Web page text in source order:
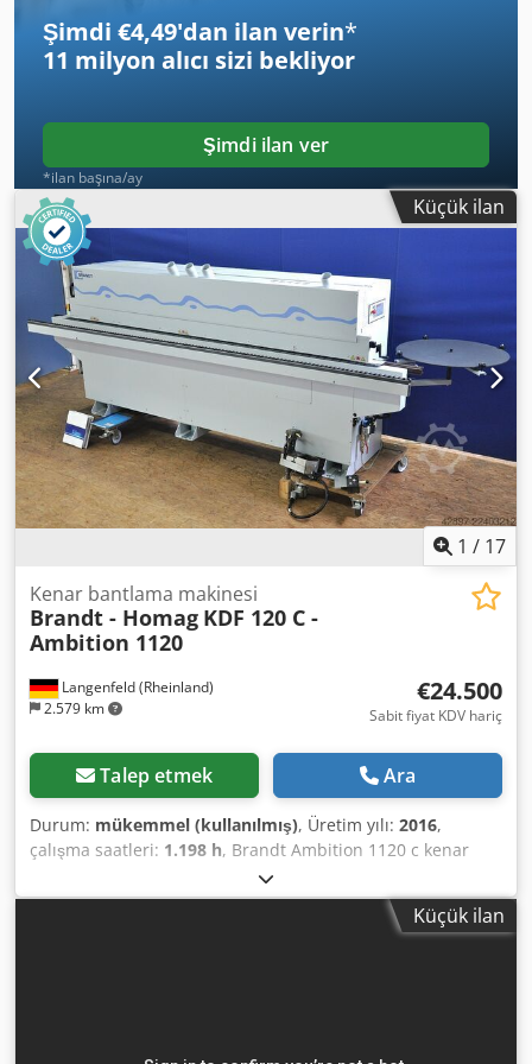
Şimdi €4,49'dan ilan verin*
11 milyon alıcı sizi bekliyor
Şimdi ilan ver
*ilan başına/ay
Küçük ilan
1 / 17
Langenfeld (Rheinland)
2.579 km
Kenar bantlama makinesi
Brandt - Homag KDF 120 C -
Ambition 1120
€24.500
Sabit fiyat KDV hariç
Talep etmek Ara
Durum: mükemmel (kullanılmış), Üretim yılı: 2016,
çalışma saatleri: 1.198 h, Brandt Ambition 1120 c kenar
kaplama makinesi, 2 adet yapıştırma havuzu, birleştirme,
köşe kopyalama ve iki adet sıyırıcı bıçaklı. Geniş donanıma
sahip, yeni başlayanlar için uygun bir makine. ÇalışırKüçük ilan